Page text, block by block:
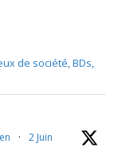
de société, BDs,
· 2 Juin